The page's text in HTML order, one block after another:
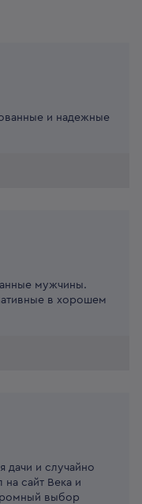
и надежные
мужчины.
в хорошем
дачи и случайно
сайт Века и
выбор